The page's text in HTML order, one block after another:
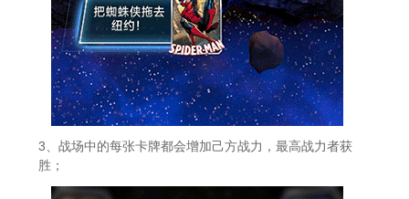
3、战场中的每张卡牌都会增加己方战力，最高战力者获
胜；